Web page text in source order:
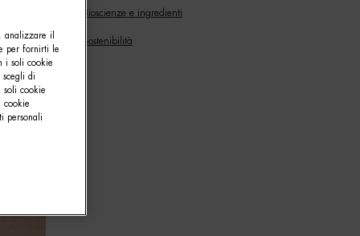
Bioscienze e ingredienti
Sostenibilità
analizzare il
per fornirti le
i soli cookie
scegli di
soli cookie
cookie
personali